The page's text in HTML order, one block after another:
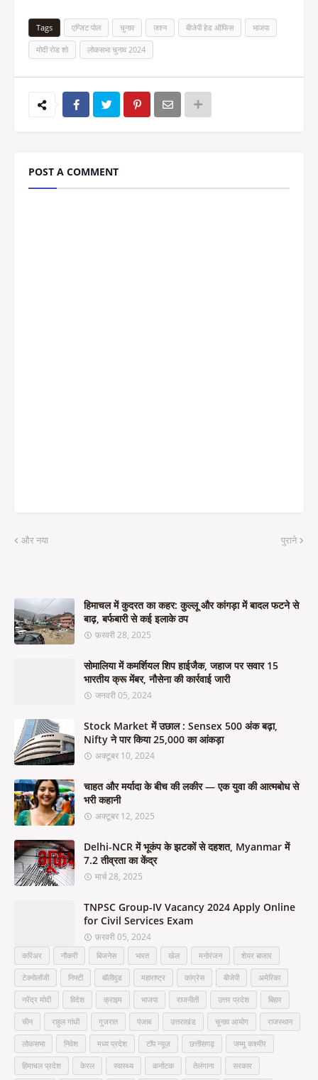
Tags एग्जिट पोल चुनाव जश्न बीजेपी हेड ऑफिस भाजपा
मोदी रोड शो लोकसभा चुनाव 2024
POST A COMMENT
और नया पुराने
हिमाचल में कुदरत का कहर: कुल्लू और कांगड़ा में बादल फटने से
बाढ़, बर्फबारी से कई इलाके ठप
फ़रवरी 28, 2025
सोमालिया में कमर्शियल शिप हाईजैक, जहाज पर सवार 15
भारतीय क्रू मेंबर, नौसेना की कार्रवाई जारी
जनवरी 05, 2024
Stock Market में उछाल : Sensex 500 अंक बढ़ा,
Nifty ने पार किया 25,000 का आंकड़ा
अक्टूबर 10, 2024
चाहत और मर्यादा के बीच की लकीर — एक युवा की आत्मबोध से
भरी कहानी
अक्टूबर 12, 2025
Delhi-NCR में भूकंप के झटकों से दहशत, Myanmar में
7.2 तीव्रता का केंद्र
मार्च 28, 2025
TNPSC Group-IV Vacancy 2024 Apply Online
for Civil Services Exam
फ़रवरी 05, 2024
करिअर नौकरी बिजनेस भारत खेल मनोरंजन शेयर बाजार
टेक्नोलॉजी निफ्टी बॉलीवुड महाराष्ट्र कांग्रेस बीजेपी अमेरिका
नरेंद्र मोदी विदेश क्राइम भाजपा राजनीती उत्तर प्रदेश बिहार
चीन राहुल गांधी गुजरात पंजाब उत्तराखंड चुनाव आयोग राजस्थान
लोकसभा निवेश मध्य प्रदेश टॉप न्यूज़ छत्तीसगढ़ जम्मू कश्मीर
हिमाचल प्रदेश केरल स्वास्थ्य कर्नाटक तेलंगाना सरकार